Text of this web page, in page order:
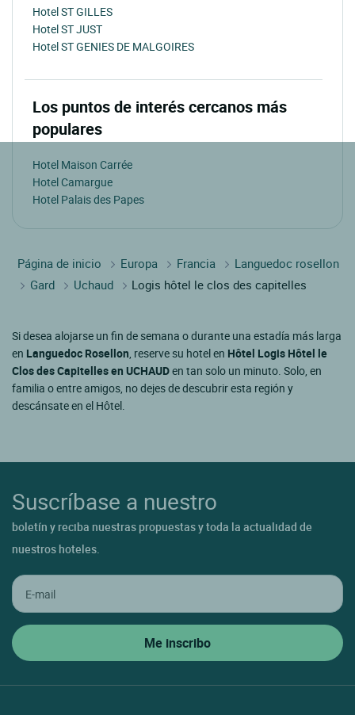
Hotel ST GILLES
Hotel ST JUST
Hotel ST GENIES DE MALGOIRES
Los puntos de interés cercanos más
populares
Hotel Maison Carrée
Hotel Camargue
Hotel Palais des Papes
Página de inicio Europa Francia
Languedoc rosellon
Gard
Uchaud Logis hôtel le clos des capitelles
Si desea alojarse un fin de semana o durante una estadía más larga
en Languedoc Rosellon, reserve su hotel en Hôtel Logis Hôtel le
Clos des Capitelles en UCHAUDen tan solo un minuto. Solo, en
familia o entre amigos, no dejes de descubrir esta región y
descánsate en el Hôtel.
Suscríbase a nuestro
boletín y reciba nuestras propuestas y toda la actualidad de
nuestros hoteles.